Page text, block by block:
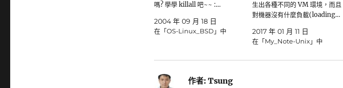
嗎? 學學 killall 吧~~ :…
2004 年 09 月 18 日
在「OS-Linux_BSD」中
生出各種不同的 VM 環境，而且
對機器沒有什麼負載(loading…
2017 年 01 月 11 日
在「My_Note-Unix」中
作者:Tsung